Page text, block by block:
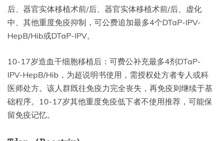
后、器官实体移植术前/后、器官实体移植术前/后、虚化
中、其他重度免疫抑制，可公费追加最多4个DTaP-IPV-
HepB/Hib或DTaP-IPV。
10-17岁造血干细胞移植后：可费公补充最多4剂DTaP-
IPV-HepB/Hib，为超说明书使用，需授权处方者专人或科
医师处方。该人群既往免疫力完全丧失，再免疫则继续于基
础程序。10-17岁其他重度免疫低下者不使用推荐，可能保
留免疫记忆。